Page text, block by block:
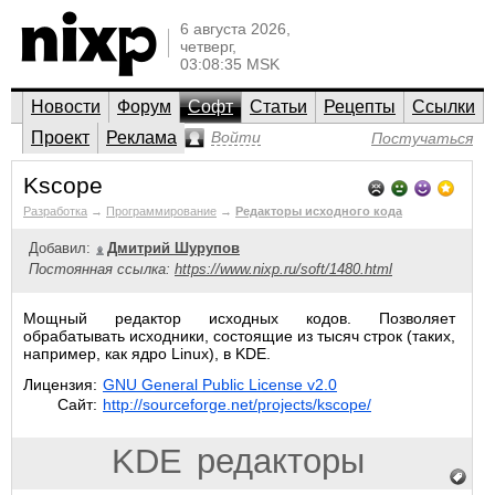
6 августа 2026,
четверг,
03:08:35 MSK
Новости Форум Софт Статьи Рецепты
Ссылки
Проект
Реклама Войти Постучаться
Kscope
Разработка → Программирование → Редакторы исходного кода
Добавил:
Дмитрий Шурупов
Постоянная ссылка: https://www.nixp.ru/soft/1480.html
Мощный редактор исходных кодов. Позволяет
обрабатывать исходники, состоящие из тысяч строк (таких,
например, как ядро Linux), в KDE.
Лицензия: GNU General Public License v2.0
Сайт: http://sourceforge.net/projects/kscope/
KDE редакторы